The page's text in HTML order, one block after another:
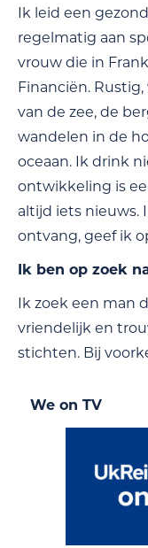
Ik leid een
regelmatig aan
vrouw die in
Financiën.
van de zee, de
wandelen in de
oceaan. Ik drink
ontwikkeling is
altijd iets nieuws.
ontvang, geef ik
Ik ben op zoek
Ik zoek een man
vriendelijk en
stichten. Bij
We on TV